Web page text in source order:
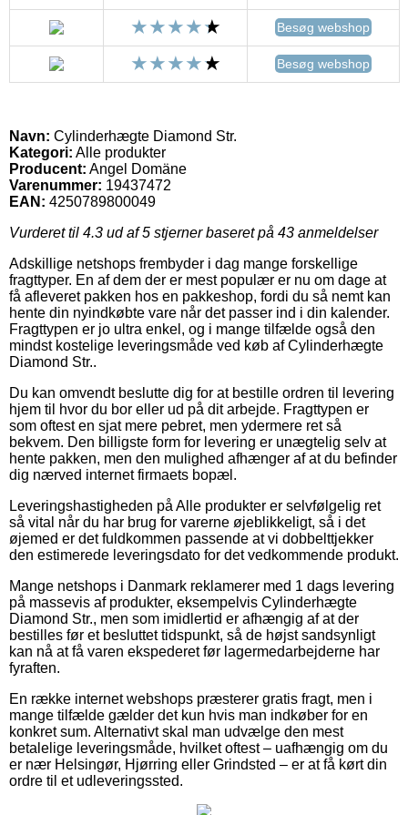
Besøg webshop
Besøg webshop
Navn: Cylinderhægte Diamond Str.
Kategori: Alle produkter
Producent: Angel Domäne
Varenummer: 19437472
EAN: 4250789800049
Vurderet til 4.3 ud af 5 stjerner baseret på 43 anmeldelser
Adskillige netshops frembyder i dag mange forskellige
fragttyper. En af dem der er mest populær er nu om dage at
få afleveret pakken hos en pakkeshop, fordi du så nemt kan
hente din nyindkøbte vare når det passer ind i din kalender.
Fragttypen er jo ultra enkel, og i mange tilfælde også den
mindst kostelige leveringsmåde ved køb af Cylinderhægte
Diamond Str..
Du kan omvendt beslutte dig for at bestille ordren til levering
hjem til hvor du bor eller ud på dit arbejde. Fragttypen er
som oftest en sjat mere pebret, men ydermere ret så
bekvem. Den billigste form for levering er unægtelig selv at
hente pakken, men den mulighed afhænger af at du befinder
dig nærved internet firmaets bopæl.
Leveringshastigheden på Alle produkter er selvfølgelig ret
så vital når du har brug for varerne øjeblikkeligt, så i det
øjemed er det fuldkommen passende at vi dobbelttjekker
den estimerede leveringsdato for det vedkommende produkt.
Mange netshops i Danmark reklamerer med 1 dags levering
på massevis af produkter, eksempelvis Cylinderhægte
Diamond Str., men som imidlertid er afhængig af at der
bestilles før et besluttet tidspunkt, så de højst sandsynligt
kan nå at få varen ekspederet før lagermedarbejderne har
fyraften.
En række internet webshops præsterer gratis fragt, men i
mange tilfælde gælder det kun hvis man indkøber for en
konkret sum. Alternativt skal man udvælge den mest
betalelige leveringsmåde, hvilket oftest – uafhængig om du
er nær Helsingør, Hjørring eller Grindsted – er at få kørt din
ordre til et udleveringssted.